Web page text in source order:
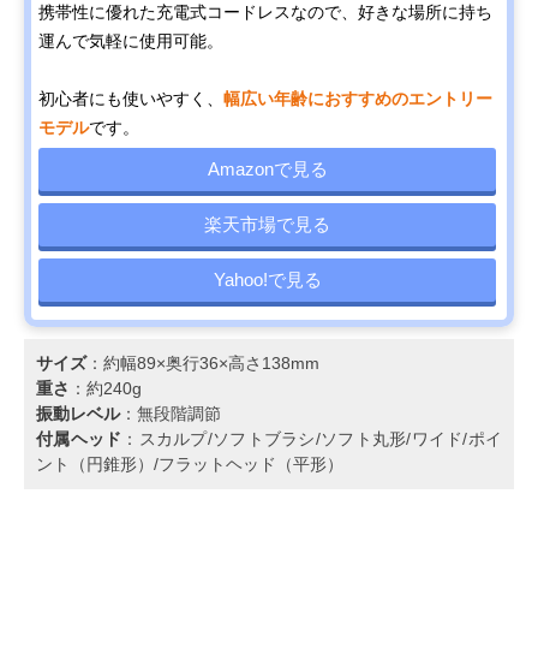
携帯性に優れた充電式コードレスなので、好きな場所に持ち
運んで気軽に使用可能。
初心者にも使いやすく、 幅広い年齢におすすめのエントリー
モデルです。
Amazonで見る
楽天市場で見る
Yahoo!で見る
サイズ：約幅89×奥行36×高さ138mm
重さ ：約240g
振動レベル：無段階調節
付属ヘッド ：スカルプ/ソフトブラシ/ソフト丸形/ワイド/ポイ
ント（円錐形）/フラットヘッド（平形）